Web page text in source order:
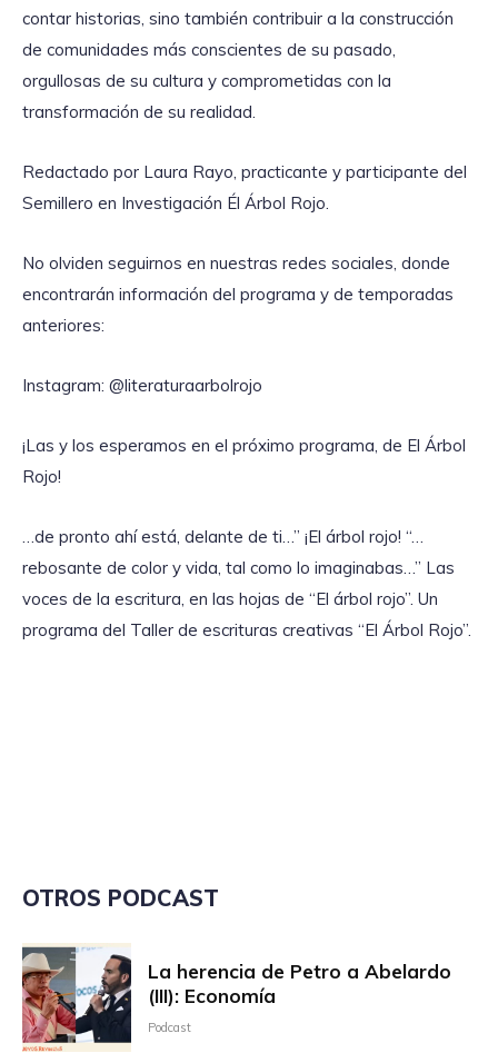
contar historias, sino también contribuir a la construcción
de comunidades más conscientes de su pasado,
orgullosas de su cultura y comprometidas con la
transformación de su realidad.
Redactado por Laura Rayo, practicante y participante del
Semillero en Investigación Él Árbol Rojo.
No olviden seguirnos en nuestras redes sociales, donde
encontrarán información del programa y de temporadas
anteriores:
Instagram: @literaturaarbolrojo
¡Las y los esperamos en el próximo programa, de El Árbol
Rojo!
…de pronto ahí está, delante de ti…” ¡El árbol rojo! “…
rebosante de color y vida, tal como lo imaginabas…” Las
voces de la escritura, en las hojas de “El árbol rojo”. Un
programa del Taller de escrituras creativas “El Árbol Rojo”.
OTROS PODCAST
La herencia de Petro a Abelardo
(III): Economía
Podcast